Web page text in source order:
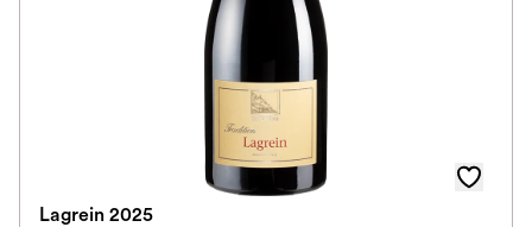
Lagrein 2025